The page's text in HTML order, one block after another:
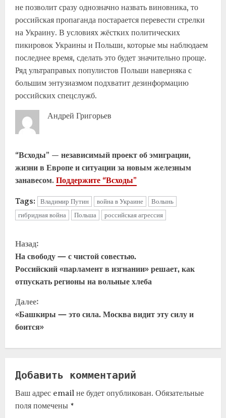
не позволит сразу однозначно назвать виновника, то
российская пропаганда постарается перевести стрелки
на Украину. В условиях жёстких политических
пикировок Украины и Польши, которые мы наблюдаем
последнее время, сделать это будет значительно проще.
Ряд ультраправых популистов Польши наверняка с
большим энтузиазмом подхватит дезинформацию
российских спецслужб.
Андрей Григорьев
“Всходы” — независимый проект об эмиграции,
жизни в Европе и ситуации за новым железным
занавесом. Поддержите “Всходы”
Tags: Владимир Путин война в Украине
Волынь
гибридная война
Польша российская агрессия
Назад:
На свободу — с чистой совестью.
Российский «парламент в изгнании» решает, как
отпускать регионы на вольные хлеба
Далее:
«Башкиры — это сила. Москва видит эту силу и
боится»
Добавить комментарий
Ваш адрес email не будет опубликован. Обязательные
поля помечены *